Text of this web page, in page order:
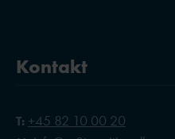
Kontakt
T: +45 82 10 00 20